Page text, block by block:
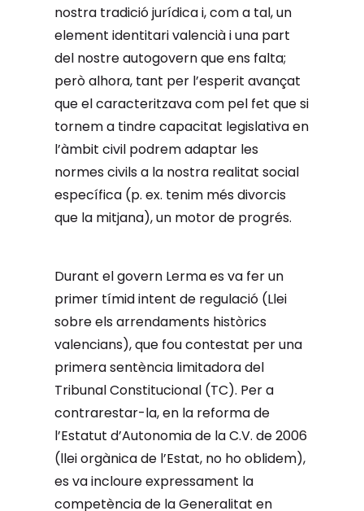
nostra tradició jurídica i, com a tal, un
element identitari valencià i una part
del nostre autogovern que ens falta;
però alhora, tant per l’esperit avançat
que el caracteritzava com pel fet que si
tornem a tindre capacitat legislativa en
l’àmbit civil podrem adaptar les
normes civils a la nostra realitat social
específica (p. ex. tenim més divorcis
que la mitjana), un motor de progrés.
Durant el govern Lerma es va fer un
primer tímid intent de regulació (Llei
sobre els arrendaments històrics
valencians), que fou contestat per una
primera sentència limitadora del
Tribunal Constitucional (TC). Per a
contrarestar-la, en la reforma de
l’Estatut d’Autonomia de la C.V. de 2006
(llei orgànica de l’Estat, no ho oblidem),
es va incloure expressament la
competència de la Generalitat en